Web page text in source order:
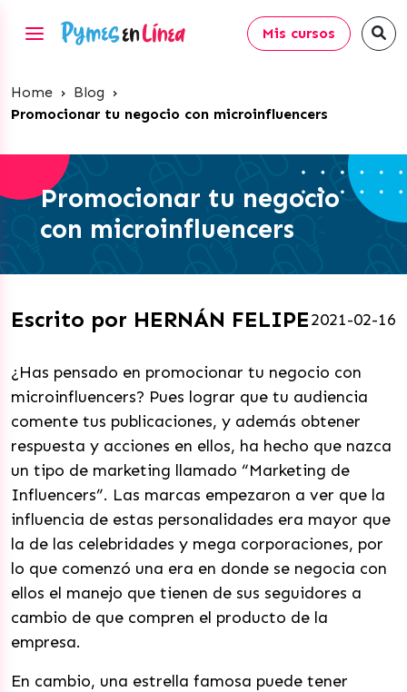
Mis cursos
Home › Blog ›
Promocionar tu negocio con microinfluencers
Promocionar tu negocio
con microinfluencers
Escrito por HERNÁN FELIPE2021-02-16
¿Has pensado en promocionar tu negocio con
microinfluencers? Pues lograr que tu audiencia
comente tus publicaciones, y además obtener
respuesta y acciones en ellos, ha hecho que nazca
un tipo de marketing llamado “Marketing de
Influencers”. Las marcas empezaron a ver que la
influencia de estas personalidades era mayor que
la de las celebridades y mega corporaciones, por
lo que comenzó una era en donde se negocia con
ellos el manejo que tienen de sus seguidores a
cambio de que compren el producto de la
empresa.
En cambio, una estrella famosa puede tener